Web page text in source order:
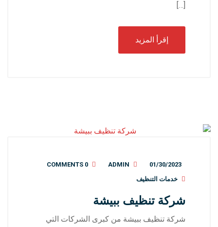
[…]
إقرأ المزيد
01/30/2023
ADMIN
0 COMMENTS
خدمات التنظيف
شركة تنظيف ببيشة
شركة تنظيف ببيشة من كبرى الشركات التي